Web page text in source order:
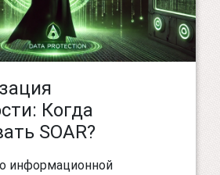
Когда
SOAR?
информационной